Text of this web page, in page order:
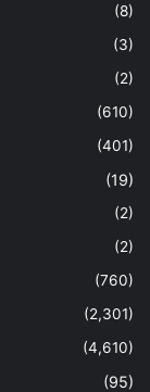
(8)
(3)
(2)
(610)
(401)
(19)
(2)
(2)
(760)
(2,301)
(4,610)
(95)